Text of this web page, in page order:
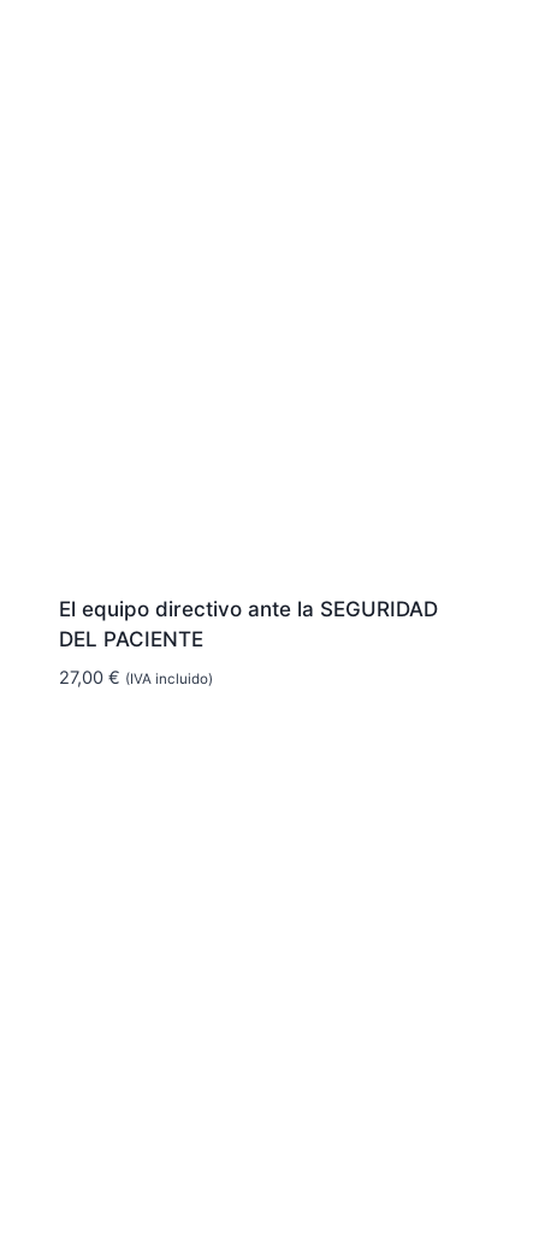
El equipo directivo ante la SEGURIDAD
DEL PACIENTE
27,00 € (IVA incluido)